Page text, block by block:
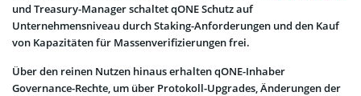
und Treasury-Manager schaltet qONE Schutz auf
Unternehmensniveau durch Staking-Anforderungen und den Kauf
von Kapazitäten für Massenverifizierungen frei.
Über den reinen Nutzen hinaus erhalten qONE-Inhaber
Governance-Rechte, um über Protokoll-Upgrades, Änderungen der